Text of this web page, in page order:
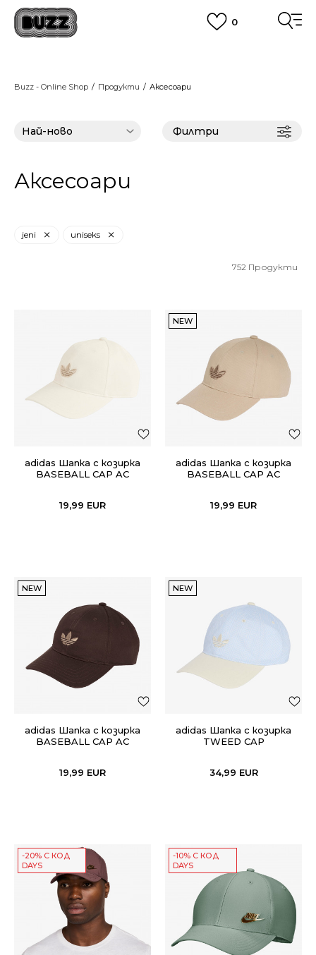
0
Вземи поръчката си от наш магазин
Buzz - Online Shop Продукти Аксесоари
Филтри
Аксесоари
jeni uniseks
752 Продукти
adidas Шапка с козирка
BASEBALL CAP AC
19,99 EUR
NEW
adidas Шапка с козирка
BASEBALL CAP AC
19,99 EUR
NEW
adidas Шапка с козирка
BASEBALL CAP AC
19,99 EUR
NEW
adidas Шапка с козирка
TWEED CAP
34,99 EUR
-20% С КОД
DAYS
-10% С КОД
DAYS